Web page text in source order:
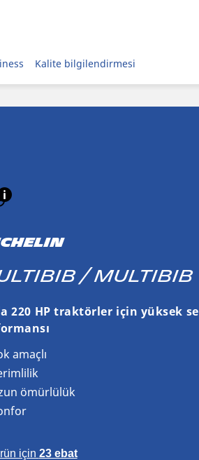
Kalite bilgilendirmesi
/
220 HP traktörler için yüksek
amaçlı
ömürlülük
için 23 ebat